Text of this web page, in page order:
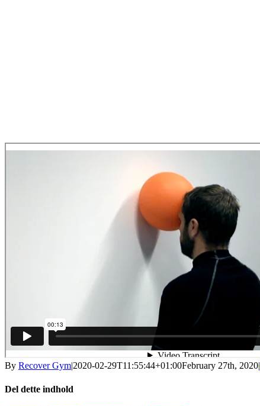
By Recover Gym|2020-02-29T11:55:44+01:00February 27th, 2020|
Del dette indhold